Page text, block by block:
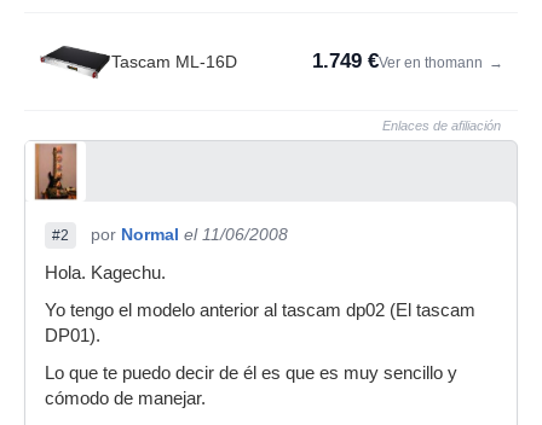
Tascam ML-16D 1.749 €Ver en thomann →
Enlaces de afiliación
#2 por Normal el 11/06/2008
Hola. Kagechu.
Yo tengo el modelo anterior al tascam dp02 (El tascam
DP01).
Lo que te puedo decir de él es que es muy sencillo y
cómodo de manejar.